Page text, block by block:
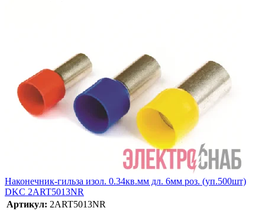
Наконечник-гильза изол. 0.34кв.мм дл. 6мм роз. (уп.500шт)
DKC 2ART5013NR
Артикул: 2ART5013NR